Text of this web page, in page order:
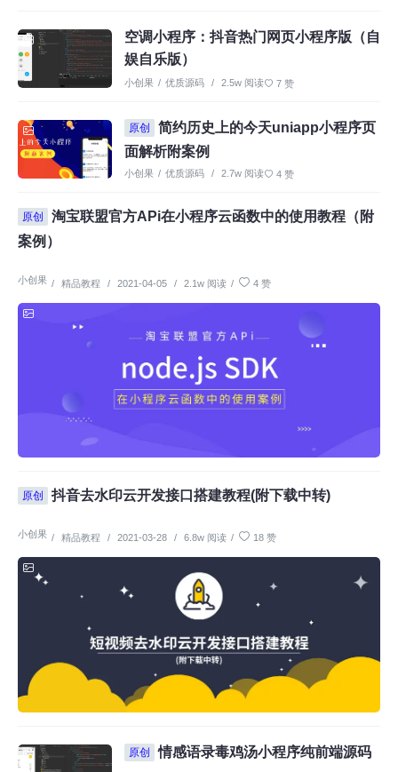
空调小程序：抖音热门网页小程序版（自
娱自乐版）
小创果 / 优质源码 / 2.5w 阅读 7 赞
原创
简约历史上的今天uniapp小程序页
面解析附案例
小创果 / 优质源码 / 2.7w 阅读 4 赞
原创
淘宝联盟官方APi在小程序云函数中的使用教程（附
案例）
小创果 / 精品教程 / 2021-04-05 / 2.1w 阅读 / 4 赞
原创 抖音去水印云开发接口搭建教程(附下载中转)
小创果 / 精品教程 / 2021-03-28 / 6.8w 阅读 / 18 赞
原创 情感语录毒鸡汤小程序纯前端源码